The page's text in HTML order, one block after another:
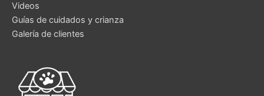
Videos
Guías de cuidados y crianza
Galería de clientes